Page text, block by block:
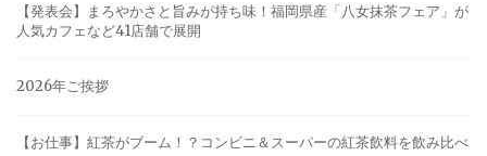
【発表会】まろやかさと旨みが持ち味！福岡県産「八女抹茶フェア」が
人気カフェなど41店舗で展開
2026年ご挨拶
【お仕事】紅茶がブーム！？コンビニ＆スーパーの紅茶飲料を飲み比べ